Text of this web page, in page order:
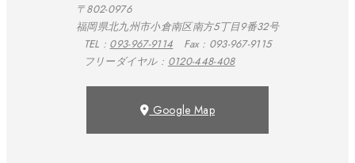
〒802-0976
福岡県北九州市小倉南区南方5丁目9番32号
TEL : 093-967-9114 Fax : 093-967-9115
フリーダイヤル : 0120-448-408
Google Map